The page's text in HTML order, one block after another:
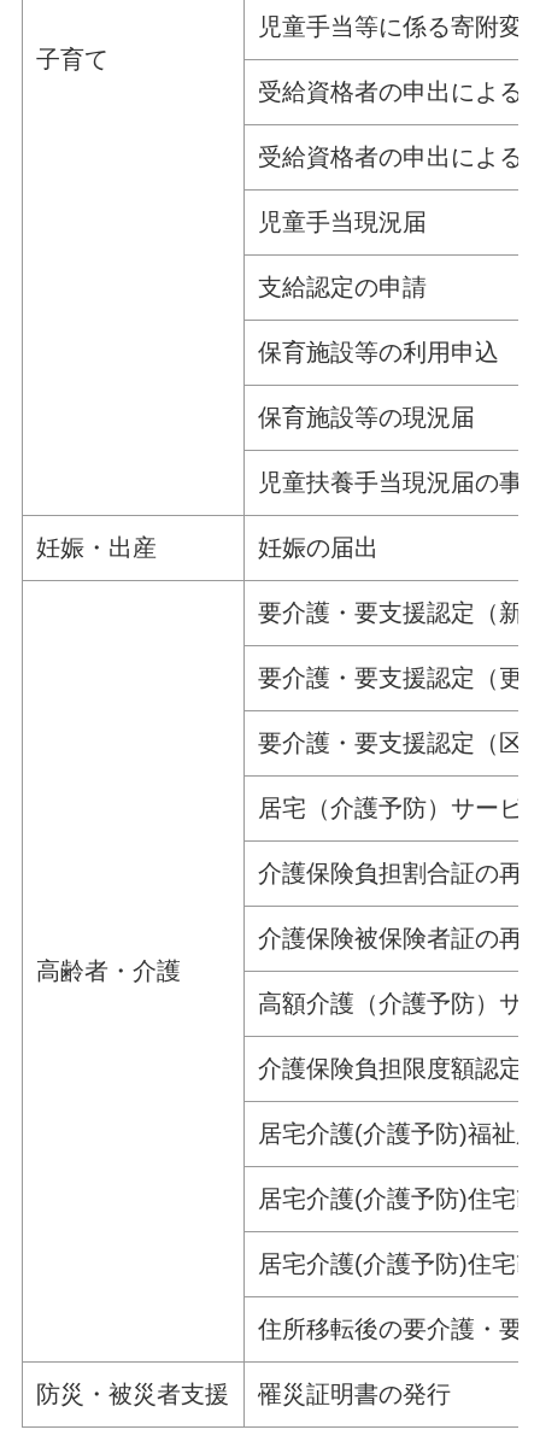
子育て
児童手当等に係る寄附変
受給資格者の申出による
受給資格者の申出による
児童手当現況届
支給認定の申請
保育施設等の利用申込
保育施設等の現況届
児童扶養手当現況届の事
妊娠・出産 妊娠の届出
高齢者・介護
要介護・要支援認定（新
要介護・要支援認定（更
要介護・要支援認定（区
居宅（介護予防）サービ
介護保険負担割合証の再
介護保険被保険者証の再
高額介護（介護予防）サ
介護保険負担限度額認定
居宅介護(介護予防)福祉
居宅介護(介護予防)住宅
居宅介護(介護予防)住宅
住所移転後の要介護・要
防災・被災者支援 罹災証明書の発行